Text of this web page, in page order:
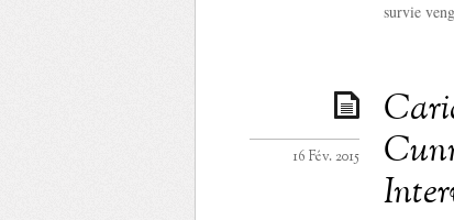
survie
16 Fév. 2015